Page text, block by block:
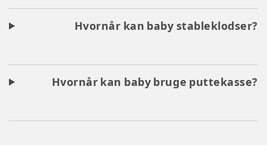
Hvornår kan baby stableklodser?
Hvornår kan baby bruge puttekasse?